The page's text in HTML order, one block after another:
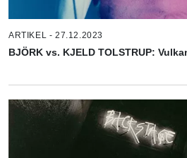
ARTIKEL - 27.12.2023
BJÖRK vs. KJELD TOLSTRUP: